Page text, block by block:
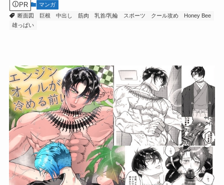
PR
マンガ
断面図
巨根 中出し 筋肉 乳首/乳輪 スポーツ クール攻め
Honey Bee
雄っぱい